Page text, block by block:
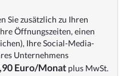
Sie zusätzlich zu Ihren
Öffnungszeiten, einen
Ihre Social-Media-
Unternehmens
Euro/Monat plus MwSt.